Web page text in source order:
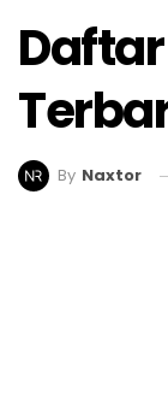
By Naxtor